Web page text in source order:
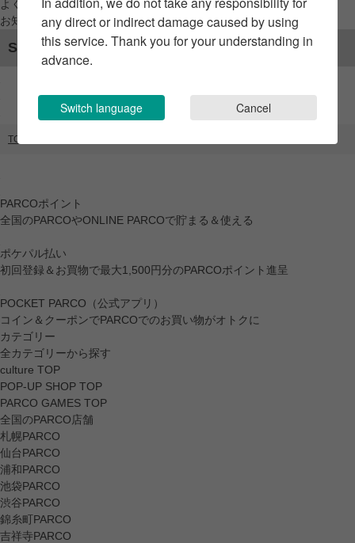
よくあるご質問 / お問い合わせ
お知らせ
SNSアカウント
TOP
PARCOポイント
全国のPARCOやONLINE PARCOで貯まる＆使える
ポケパル払い
初回登録＆お買物で最大1,500円分のPARCOポイント進呈
POCKET PARCO（公式アプリ）
コイン＆クーポンでPARCOでのお買い物がオトクに
カテゴリー
全カテゴリーから探す
culture TOP
POP-UP SHOP TOP
PARCO GAMES TOP
全国のPARCO店舗
札幌PARCO
仙台PARCO
浦和PARCO
池袋PARCO
渋谷PARCO
錦糸町PARCO
吉祥寺PARCO
any direct or indirect damage caused by using
this service. Thank you for your understanding in
advance.
Switch language Cancel